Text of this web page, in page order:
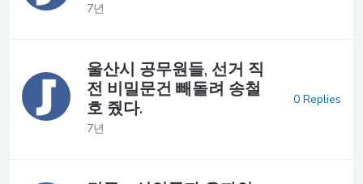
7년
울산시 공무원들, 선거 직
전 비밀문건 빼돌려 송철
호 줬다.
7년
0 Replies